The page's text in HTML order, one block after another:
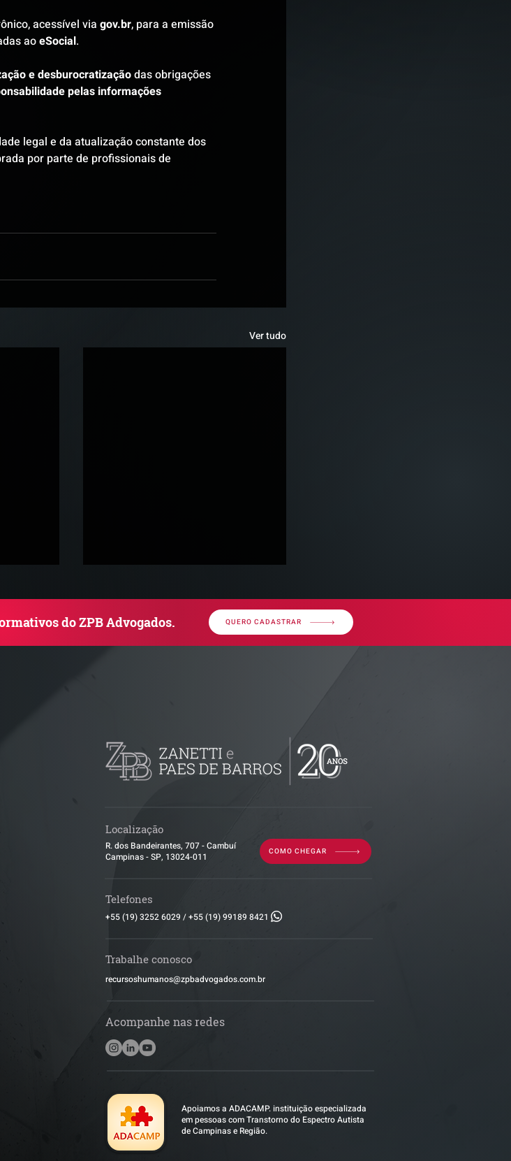
acessível via gov.br, para a emissão
ao eSocial.
e desburocratização das obrigações
pelas informações
legal e da atualização constante dos
por parte de profissionais de
Ver tudo
de ações trabalhistas
do ZPB Advogados. QUERO CADASTRAR
Localização
R. dos Bandeirantes, 707 - Cambuí
Campinas - SP, 13024-011
COMO CHEGAR
Telefones
+55 (19) 3252 6029 /+55 (19) 99189 8421
Trabalhe conosco
​recursoshumanos@zpbadvogados.com.br
Acompanhe nas redes
Apoiamos a ADACAMP. instituição especializada
em pessoas com Transtorno do Espectro Autista
de Campinas e Região.